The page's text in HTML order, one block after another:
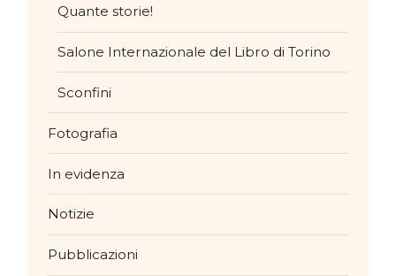
Quante storie!
Salone Internazionale del Libro di Torino
Sconfini
Fotografia
In evidenza
Notizie
Pubblicazioni